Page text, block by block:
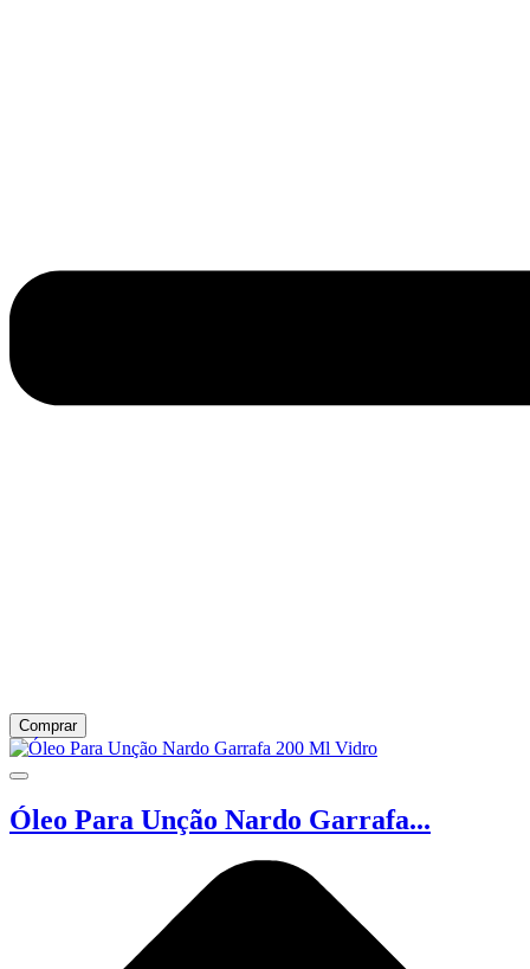
Comprar
Óleo Para Unção Nardo Garrafa...